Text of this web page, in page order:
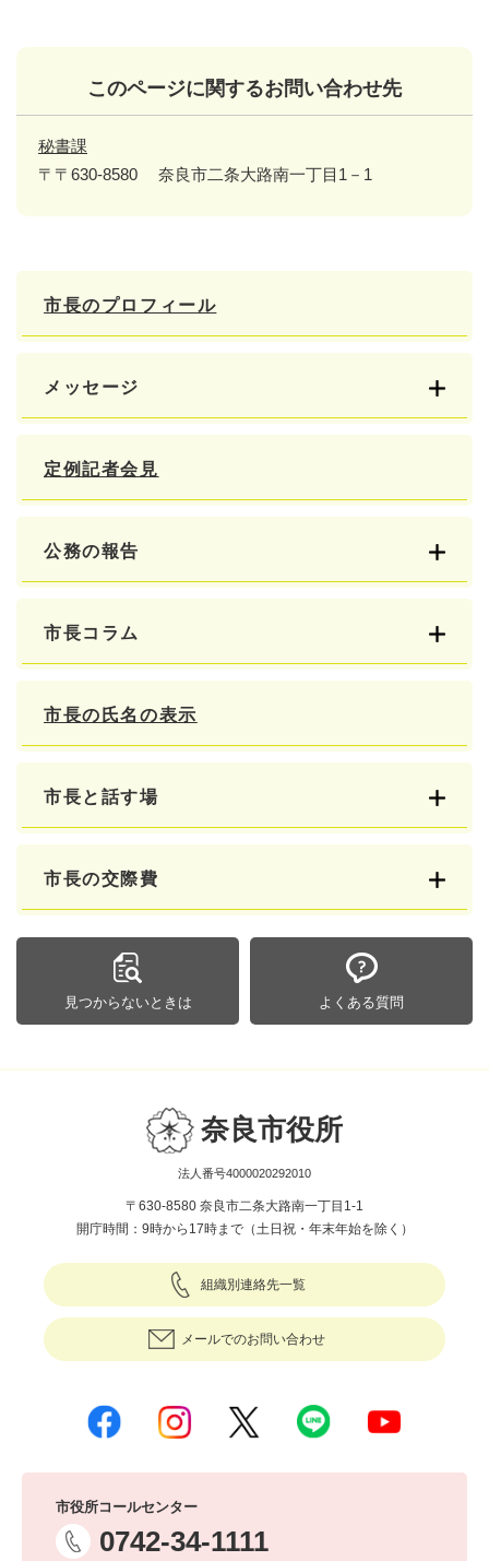
このページに関するお問い合わせ先
秘書課
〒〒630-8580
奈良市二条大路南一丁目1－1
市長のプロフィール
メッセージ
定例記者会見
公務の報告
市長コラム
市長の氏名の表示
市長と話す場
市長の交際費
見つからないときは よくある質問
奈良市役所
法人番号4000020292010
〒630-8580 奈良市二条大路南一丁目1-1
開庁時間：9時から17時まで（土日祝・年末年始を除く）
組織別連絡先一覧
メールでのお問い合わせ
市役所コールセンター
0742-34-1111